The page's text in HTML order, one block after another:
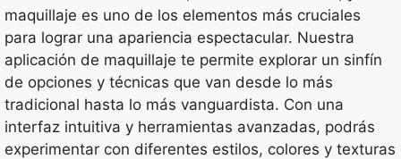
maquillaje es uno de los elementos más cruciales
para lograr una apariencia espectacular. Nuestra
aplicación de maquillaje te permite explorar un sinfín
de opciones y técnicas que van desde lo más
tradicional hasta lo más vanguardista. Con una
interfaz intuitiva y herramientas avanzadas, podrás
experimentar con diferentes estilos, colores y texturas